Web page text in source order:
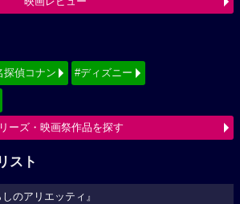
探偵コナン #ディズニー
ーズ・映画祭作品を探す
スト
しのアリエッティ』